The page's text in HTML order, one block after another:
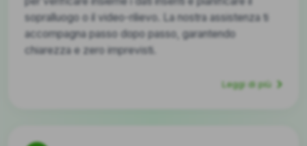
sopralluogo o il video-rilievo. La nostra assistenza ti
accompagna passo dopo passo, garantendo
chiarezza e zero imprevisti.
Leggi di più